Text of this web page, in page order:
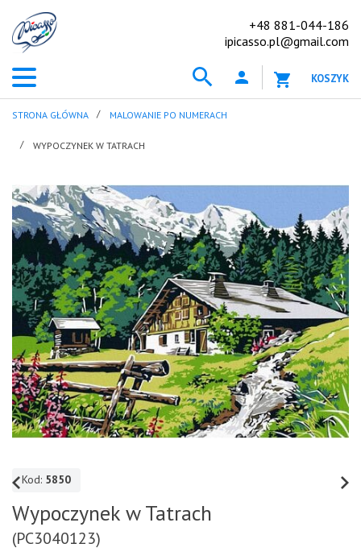
+48 881-044-186
ipicasso.pl@gmail.com
KOSZYK
STRONA GŁÓWNA MALOWANIE PO NUMERACH
WYPOCZYNEK W TATRACH
Kod: 5850
Wypoczynek w Tatrach
(PC3040123)